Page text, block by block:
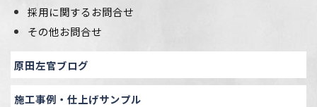
採用に関するお問合せ
その他お問合せ
原田左官ブログ
施工事例・仕上げサンプル